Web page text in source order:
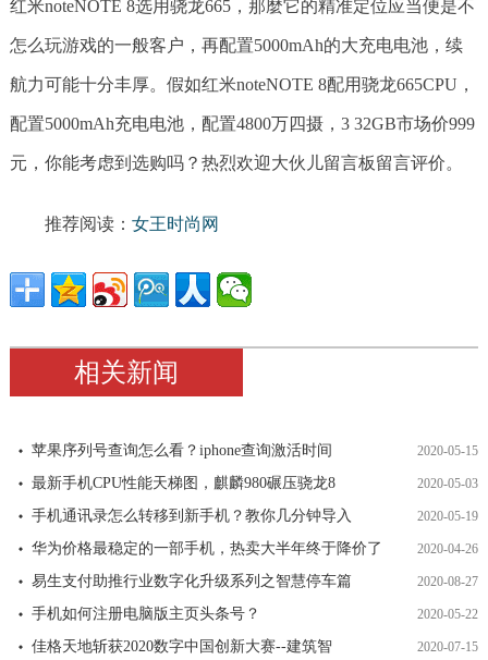
红米noteNOTE 8选用骁龙665，那麼它的精准定位应当便是不
怎么玩游戏的一般客户，再配置5000mAh的大充电电池，续
航力可能十分丰厚。假如红米noteNOTE 8配用骁龙665CPU，
配置5000mAh充电电池，配置4800万四摄，3 32GB市场价999
元，你能考虑到选购吗？热烈欢迎大伙儿留言板留言评价。
推荐阅读： 女王时尚网
相关新闻
苹果序列号查询怎么看？iphone查询激活时间 2020-05-15
最新手机CPU性能天梯图，麒麟980碾压骁龙8 2020-05-03
手机通讯录怎么转移到新手机？教你几分钟导入 2020-05-19
华为价格最稳定的一部手机，热卖大半年终于降价了 2020-04-26
易生支付助推行业数字化升级系列之智慧停车篇 2020-08-27
手机如何注册电脑版主页头条号？ 2020-05-22
佳格天地斩获2020数字中国创新大赛--建筑智 2020-07-15